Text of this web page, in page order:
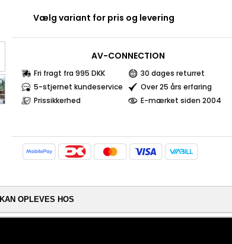
Vælg variant for pris og levering
AV-CONNECTION
Fri fragt fra 995 DKK
30 dages returret
5-stjernet kundeservice
Over 25 års erfaring
Prissikkerhed
E-mærket siden 2004
KAN OPLEVES HOS